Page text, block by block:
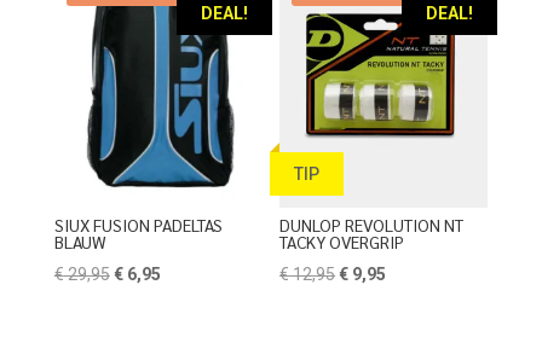
DEAL!
SIUX FUSION PADELTAS
BLAUW
€29,95 Oorspronkelijke
€6,95Huidige
DEAL!
TIP
DUNLOP REVOLUTION NT
TACKY OVERGRIP
€12,95Oorspronkelijke
€ 9,95